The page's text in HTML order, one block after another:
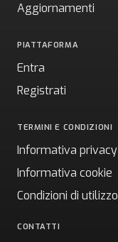
Aggiornamenti
PIATTAFORMA
Entra
Registrati
TERMINI E CONDIZIONI
Informativa privacy
Informativa cookie
Condizioni di utilizzo
CONTATTI